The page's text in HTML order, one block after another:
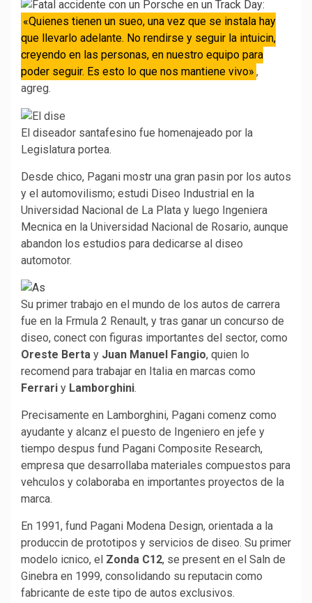
«Quienes tienen un sueo, una vez que se instala hay
que llevarlo adelante. No rendirse y seguir la intuicin,
creyendo en las personas, en nuestro equipo para
poder seguir. Es esto lo que nos mantiene vivo» ,
agreg.
El diseador santafesino fue homenajeado por la
Legislatura portea.
Desde chico, Pagani mostr una gran pasin por los autos
y el automovilismo; estudi Diseo Industrial en la
Universidad Nacional de La Plata y luego Ingeniera
Mecnica en la Universidad Nacional de Rosario, aunque
abandon los estudios para dedicarse al diseo
automotor.
Su primer trabajo en el mundo de los autos de carrera
fue en la Frmula 2 Renault, y tras ganar un concurso de
diseo, conect con figuras importantes del sector, como
Oreste Berta y Juan Manuel Fangio, quien lo
recomend para trabajar en Italia en marcas como
Ferrari y Lamborghini.
Precisamente en Lamborghini, Pagani comenz como
ayudante y alcanz el puesto de Ingeniero en jefe y
tiempo despus fund Pagani Composite Research,
empresa que desarrollaba materiales compuestos para
vehculos y colaboraba en importantes proyectos de la
marca.
En 1991, fund Pagani Modena Design, orientada a la
produccin de prototipos y servicios de diseo. Su primer
modelo icnico, el Zonda C12, se present en el Saln de
Ginebra en 1999, consolidando su reputacin como
fabricante de este tipo de autos exclusivos.